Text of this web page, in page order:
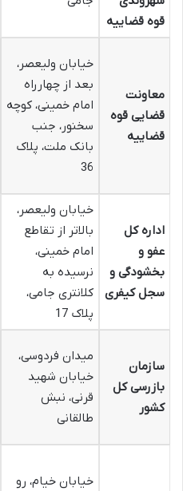
قوه قضاییه
معاونت
قضایی قوه
قضاییه
خیابان ولیعصر،
بعد از چهارراه
امام خمینی، کوچه
سخنور، جنب
بانک ملت، پلاک
36
اداره کل
عفو و
بخشودگی و
سجل کیفری
خیابان ولیعصر،
بالاتر از تقاطع
امام خمینی،
نرسیده به
کلانتری جامی،
پلاک 17
سازمان
بازرسی کل
کشور
میدان فردوسی،
خیابان شهید
قرنی، نبش
طالقانی
خیابان خیام، رو